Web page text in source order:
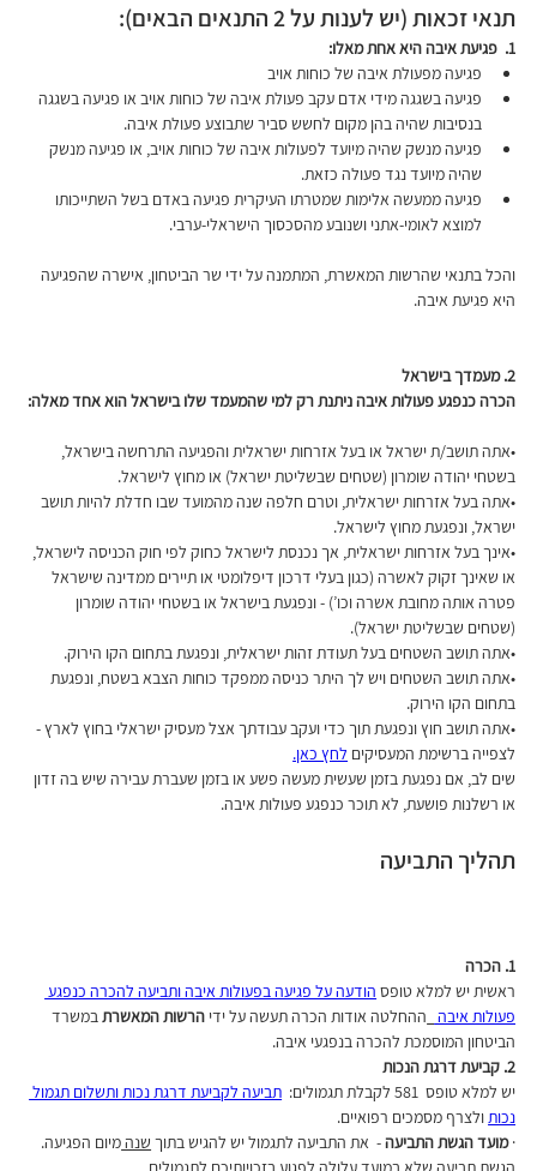
תנאי זכאות (יש לענות על 2 התנאים הבאים):
1. פגיעת איבה היא אחת מאלו:
פגיעה מפעולת איבה של כוחות אויב
פגיעה בשגגה מידי אדם עקב פעולת איבה של כוחות אויב או פגיעה בשגגה
בנסיבות שהיה בהן מקום לחשש סביר שתבוצע פעולת איבה.
פגיעה מנשק שהיה מיועד לפעולות איבה של כוחות אויב, או פגיעה מנשק
שהיה מיועד נגד פעולה כזאת.
פגיעה ממעשה אלימות שמטרתו העיקרית פגיעה באדם בשל השתייכותו
למוצא לאומי-אתני ושנובע מהסכסוך הישראלי-ערבי.
והכל בתנאי שהרשות המאשרת, המתמנה על ידי שר הביטחון, אישרה שהפגיעה
היא פגיעת איבה.
2. מעמדך בישראל
הכרה כנפגע פעולות איבה ניתנת רק למי שהמעמד שלו בישראל הוא אחד מאלה:
•אתה תושב/ת ישראל או בעל אזרחות ישראלית והפגיעה התרחשה בישראל,
בשטחי יהודה שומרון (שטחים שבשליטת ישראל) או מחוץ לישראל.
•אתה בעל אזרחות ישראלית, וטרם חלפה שנה מהמועד שבו חדלת להיות תושב
ישראל, ונפגעת מחוץ לישראל.
•אינך בעל אזרחות ישראלית, אך נכנסת לישראל כחוק לפי חוק הכניסה לישראל,
או שאינך זקוק לאשרה (כגון בעלי דרכון דיפלומטי או תיירים ממדינה שישראל
פטרה אותה מחובת אשרה וכו’) - ונפגעת בישראל או בשטחי יהודה שומרון
(שטחים שבשליטת ישראל).
•אתה תושב השטחים בעל תעודת זהות ישראלית, ונפגעת בתחום הקו הירוק.
•אתה תושב השטחים ויש לך היתר כניסה ממפקד כוחות הצבא בשטח, ונפגעת
בתחום הקו הירוק.
•אתה תושב חוץ ונפגעת תוך כדי ועקב עבודתך אצל מעסיק ישראלי בחוץ לארץ -
לצפייה ברשימת המעסיקים לחץ כאן.
שים לב, אם נפגעת בזמן שעשית מעשה פשע או בזמן שעברת עבירה שיש בה זדון
או רשלנות פושעת, לא תוכר כנפגע פעולות איבה.
תהליך התביעה
1. הכרה
ראשית יש למלא טופס הודעה על פגיעה בפעולות איבה ותביעה להכרה כנפגע
פעולות איבה ההחלטה אודות הכרה תעשה על ידי הרשות המאשרת במשרד
הביטחון המוסמכת להכרה בנפגעי איבה.
2. קביעת דרגת הנכות
יש למלא טופס  581 לקבלת תגמולים:
תביעה לקביעת דרגת נכות ותשלום תגמול
נכות ולצרף מסמכים רפואיים.
· מועד הגשת התביעה -  את התביעה לתגמול יש להגיש בתוך שנה מיום הפגיעה.